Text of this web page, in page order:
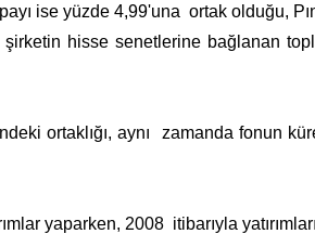
ise yüzde 4,99'una ortak olduğu,
hisse senetlerine bağlanan
ortaklığı, aynı zamanda fonun
yaparken, 2008 itibarıyla